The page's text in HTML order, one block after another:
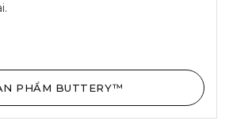
PHẨM BUTTERY™